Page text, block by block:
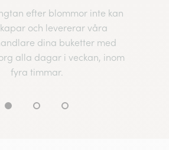
efter blommor inte kan
och levererar våra
dina buketter med
alla dagar i veckan, inom
fyra timmar.